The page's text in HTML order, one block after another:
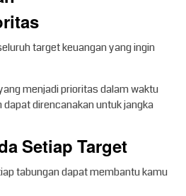
target keuangan yang ingin
menjadi prioritas dalam waktu
direncanakan untuk jangka
Setiap Target
tabungan dapat membantu kamu